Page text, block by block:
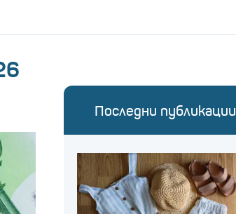
Последни публикации